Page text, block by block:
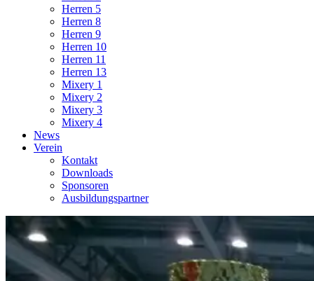
Herren 5
Herren 8
Herren 9
Herren 10
Herren 11
Herren 13
Mixery 1
Mixery 2
Mixery 3
Mixery 4
News
Verein
Kontakt
Downloads
Sponsoren
Ausbildungspartner